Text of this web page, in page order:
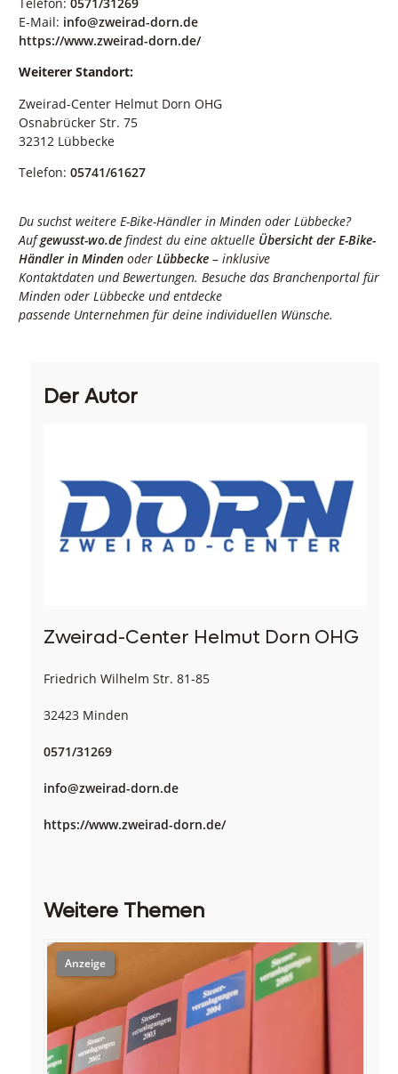
E-Mail: info@zweirad-dorn.de
https://www.zweirad-dorn.de/
Weiterer Standort:
Zweirad-Center Helmut Dorn OHG
Osnabrücker Str. 75
32312 Lübbecke
Telefon: 05741/61627
Du suchst weitere E-Bike-Händler in Minden oder Lübbecke?
Aufgewusst-wo.de findest du eine aktuelle Übersicht der E-Bike-
Händler in Minden oder Lübbecke – inklusive
Kontaktdaten und Bewertungen. Besuche das Branchenportal für
Minden oder Lübbecke und entdecke
passende Unternehmen für deine individuellen Wünsche.
Der Autor
Zweirad-Center Helmut Dorn OHG
Friedrich Wilhelm Str. 81-85
32423 Minden
0571/31269
info@zweirad-dorn.de
https://www.zweirad-dorn.de/
Weitere Themen